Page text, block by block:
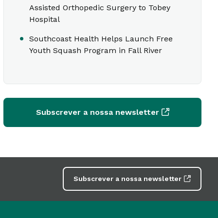
Assisted Orthopedic Surgery to Tobey
Hospital
Southcoast Health Helps Launch Free
Youth Squash Program in Fall River
Subscrever a nossa newsletter
Subscrever a nossa newsletter